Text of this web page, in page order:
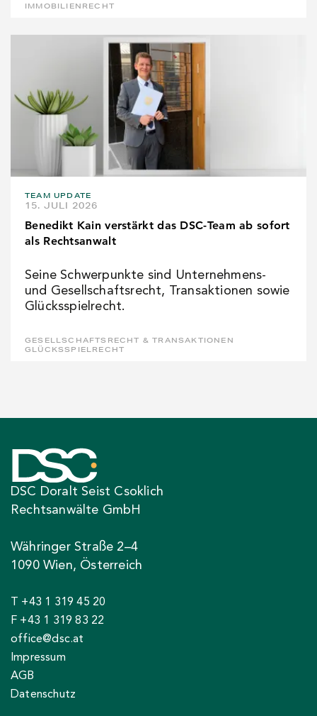
IMMOBILIENRECHT
TEAM UPDATE
15. JULI 2026
Benedikt Kain verstärkt das DSC-Team ab sofort
als Rechtsanwalt
Seine Schwerpunkte sind Unternehmens-
und Gesellschaftsrecht, Transaktionen sowie
Glücksspielrecht.
GESELLSCHAFTSRECHT & TRANSAKTIONEN
GLÜCKSSPIELRECHT
DSC Doralt Seist Csoklich
Rechtsanwälte GmbH
Währinger Straße 2–4
1090 Wien, Österreich
T +43 1 319 45 20
F +43 1 319 83 22
office@dsc.at
Impressum
AGB
Datenschutz